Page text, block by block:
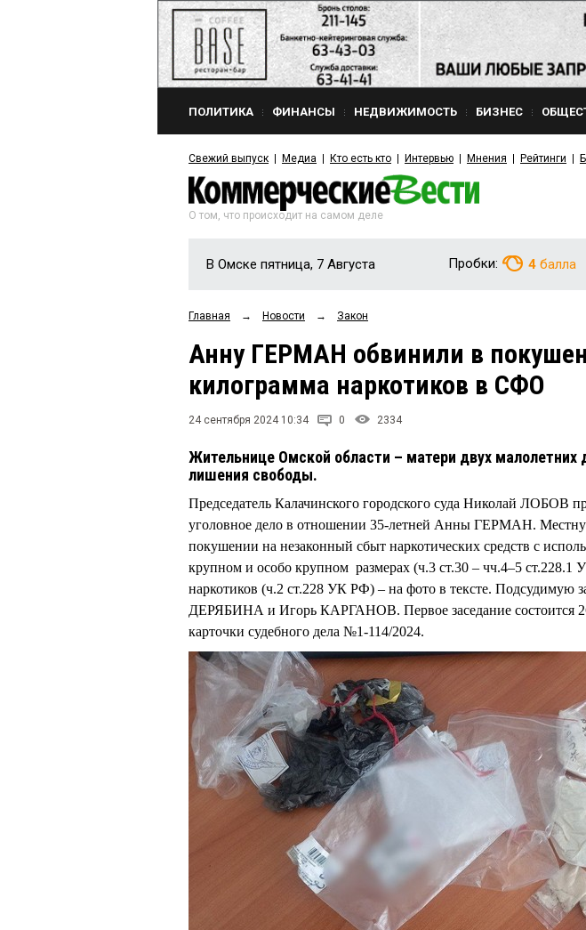
ПОЛИТИКА ФИНАНСЫ НЕДВИЖИМОСТЬ БИЗНЕС
Свежий выпуск Медиа Кто есть кто Интервью Мнения Рейтинги
О том, что происходит на самом деле
В Омске пятница, 7 Августа Пробки: 4 балла
Главная → Новости → Закон
Анну ГЕРМАН обвинили в
килограмма наркотиков в СФО
24 сентября 2024 10:34 0 2334
Жительнице Омской области – матери двух малолетних
лишения свободы.
Председатель Калачинского городского суда Николай ЛОБОВ
уголовное дело в отношении 35-летней Анны ГЕРМАН.
покушении на незаконный сбыт наркотических средств с
крупном и особо крупном размерах (ч.3 ст.30 – чч.4–5
наркотиков (ч.2 ст.228 УК РФ) – на фото в тексте. Подсудимую
ДЕРЯБИНА и Игорь КАРГАНОВ. Первое заседание состоится 26
карточки судебного дела №1-114/2024.